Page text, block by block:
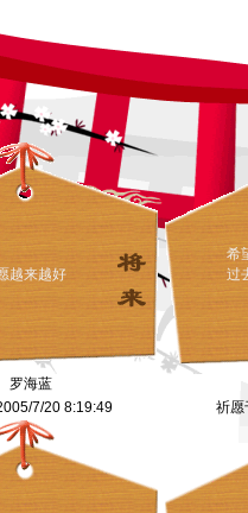
越来越好
罗海蓝
7/20 8:19:49
希
过
祈愿